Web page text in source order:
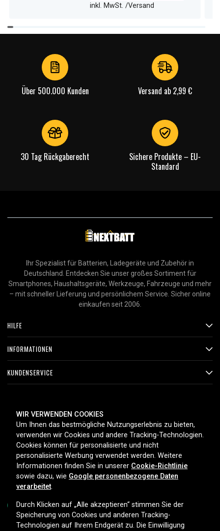
inkl. MwSt. /Versand
Item
1
Über 500.000 Kunden Versand ab 2,99 €
30 Tag Rückgaberecht
Sichere Produkte – EU-
Standard
Ihr Spezialist für Batterien, Ladegeräte und Zubehör in
Deutschland. Entdecken Sie unser großes Sortiment für
Smartphones, Haushaltsgeräte, Werkzeuge, Fahrzeuge und mehr
– mit schneller Lieferung und persönlichem Service. Sicher online
einkaufen seit 2006.
HILFE
INFORMATIONEN
KUNDENSERVICE
ZAHLUNGSMETHODEN
LIEFEROPTIONEN
WIR VERWENDEN COOKIES
Um Ihnen das bestmögliche Nutzungserlebnis zu bieten,
verwenden wir Cookies und andere Tracking-Technologien.
Cookies können für personalisierte und nicht
personalisierte Werbung verwendet werden. Weitere
Informationen finden Sie in unserer Cookie-Richtlinie
sowie dazu, wie Google personenbezogene Daten
verarbeitet.
Durch Klicken auf „Alle akzeptieren“ stimmen Sie der
Speicherung von Cookies und anderen Tracking-
Technologien auf Ihrem Endgerät zu. Die Einwilligung